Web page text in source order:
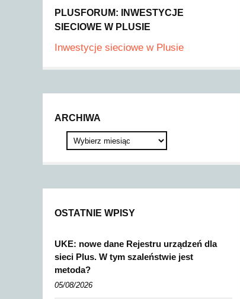
PLUSFORUM: INWESTYCJE
SIECIOWE W PLUSIE
Inwestycje sieciowe w Plusie
ARCHIWA
OSTATNIE WPISY
UKE: nowe dane Rejestru urządzeń dla
sieci Plus. W tym szaleństwie jest
metoda?
05/08/2026